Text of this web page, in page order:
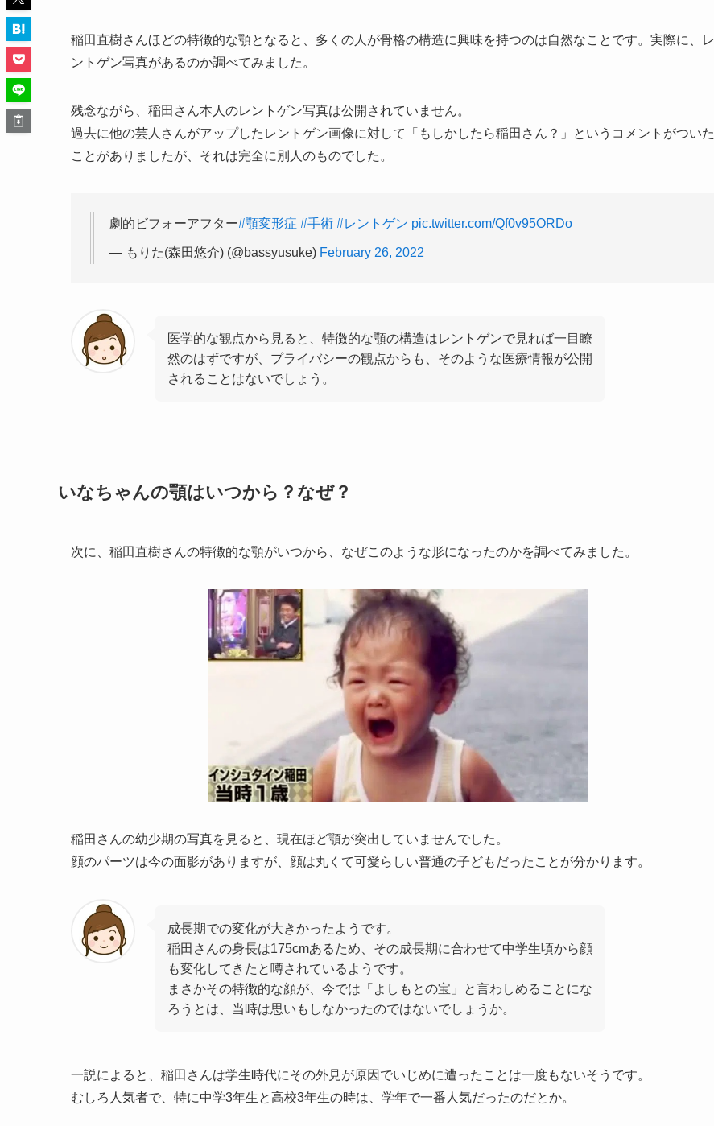
稲田直樹さんほどの特徴的な顎となると、多くの人が骨格の構造に興味を持つのは自然なことです。実際に、レ
ントゲン写真があるのか調べてみました。
残念ながら、稲田さん本人のレントゲン写真は公開されていません。
過去に他の芸人さんがアップしたレントゲン画像に対して「もしかしたら稲田さん？」というコメントがついた
ことがありましたが、それは完全に別人のものでした。
劇的ビフォーアフター#顎変形症 #手術 #レントゲン pic.twitter.com/Qf0v95ORDo
— もりた(森田悠介) (@bassyusuke) February 26, 2022
医学的な観点から見ると、特徴的な顎の構造はレントゲンで見れば一目瞭
然のはずですが、プライバシーの観点からも、そのような医療情報が公開
されることはないでしょう。
いなちゃんの顎はいつから？ なぜ？
次に、稲田直樹さんの特徴的な顎がいつから、なぜこのような形になったのかを調べてみました。
稲田さんの幼少期の写真を見ると、現在ほど顎が突出していませんでした。
顔のパーツは今の面影がありますが、顔は丸くて可愛らしい普通の子どもだったことが分かります。
成長期での変化が大きかったようです。
稲田さんの身長は175cmあるため、その成長期に合わせて中学生頃から顔
も変化してきたと噂されているようです。
まさかその特徴的な顔が、今では「よしもとの宝」と言わしめることにな
ろうとは、当時は思いもしなかったのではないでしょうか。
一説によると、稲田さんは学生時代にその外見が原因でいじめに遭ったことは一度もないそうです。
むしろ人気者で、特に中学3年生と高校3年生の時は、学年で一番人気だったのだとか。